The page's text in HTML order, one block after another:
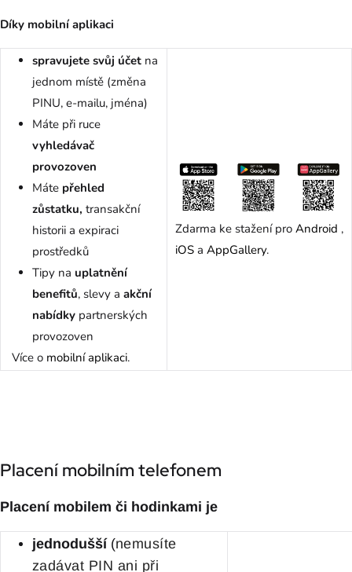
Díky mobilní aplikaci
spravujete svůj účet na
jednom místě (změna
PINU, e-mailu, jména)
Máte při ruce
vyhledávač
provozoven
Máte přehled
zůstatku, transakční
historii a expiraci
prostředků
Tipy na uplatnění
benefitů, slevy a akční
nabídky partnerských
provozoven
Více o mobilní aplikaci.
Zdarma ke stažení pro Android ,
iOS a AppGallery.
Placení mobilním telefonem
Placení mobilem či hodinkami je
jednodušší (nemusíte
zadávat PIN ani při